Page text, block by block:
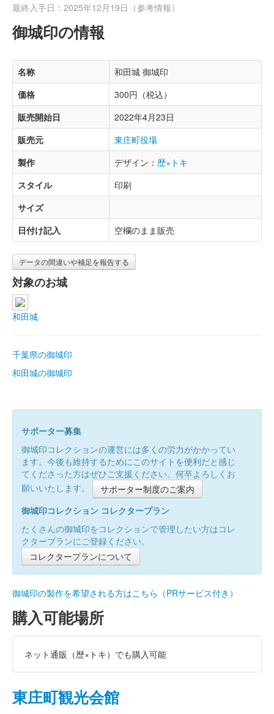
最終入手日：2025年12月19日（参考情報）
御城印の情報
名称
和田城 御城印
価格
300円（税込）
販売開始日
2022年4月23日
販売元
東庄町役場
製作
デザイン： 歴×トキ
スタイル
印刷
サイズ
日付け記入
空欄のまま販売
データの間違いや補足を報告する
対象のお城
和田城
千葉県の御城印
和田城の御城印
サポーター募集
御城印コレクションの運営には多くの労力がかかってい
ます。今後も維持するためにこのサイトを便利だと感じ
てくださった方はぜひご支援ください。何卒よろしくお
願いいたします。
サポーター制度のご案内
御城印コレクション コレクタープラン
たくさんの御城印をコレクションで管理したい方はコレ
クタープランにご登録ください。
コレクタープランについて
御城印の製作を希望される方はこちら（PRサービス付き）
購入可能場所
ネット通販（歴×トキ）でも購入可能
東庄町観光会館